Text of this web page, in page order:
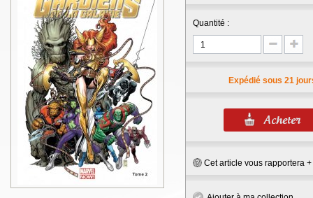
Quantité :
Expédié sous 21
Cet article vous rapportera +